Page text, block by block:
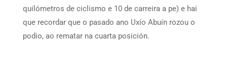
quilómetros de ciclismo e 10 de carreira a pe) e hai
que recordar que o pasado ano Uxío Abuín rozou o
podio, ao rematar na cuarta posición.